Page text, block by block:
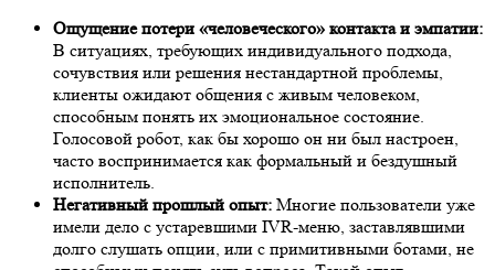
Ощущение потери «человеческого» контакта и эмпатии:
В ситуациях, требующих индивидуального подхода,
сочувствия или решения нестандартной проблемы,
клиенты ожидают общения с живым человеком,
способным понять их эмоциональное состояние.
Голосовой робот, как бы хорошо он ни был настроен,
часто воспринимается как формальный и бездушный
исполнитель.
Негативный прошлый опыт: Многие пользователи уже
имели дело с устаревшими IVR-меню, заставлявшими
долго слушать опции, или с примитивными ботами, не